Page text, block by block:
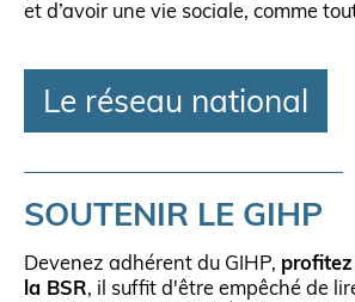
et d’avoir une vie sociale, comme
Le réseau national
SOUTENIR LE GIHP
Devenez adhérent du GIHP, profitez
la BSR, il suffit d'être empêché de